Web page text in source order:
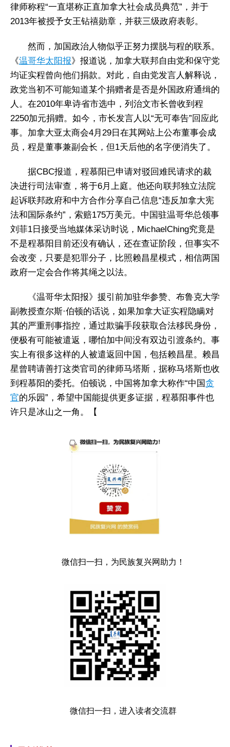
律师称程“一直堪称正直加拿大社会成员典范”，并于
2013年被授予女王钻禧勋章，并获三级政府表彰。
然而，加国政治人物似乎正努力摆脱与程的联系。
《温哥华太阳报》报道说，加拿大联邦自由党和保守党
均证实程曾向他们捐款。对此，自由党发言人解释说，
政党当初不可能知道某个捐赠者是否是外国政府通缉的
人。在2010年卑诗省市选中，列治文市长曾收到程
2250加元捐赠。如今，市长发言人以“无可奉告”回应此
事。加拿大亚太商会4月29日在其网站上公布董事会成
员，程是董事兼副会长，但1天后他的名字便消失了。
据CBC报道，程慕阳已申请对驳回难民请求的裁
决进行司法审查，将于6月上庭。他还向联邦独立法院
起诉联邦政府和中方合作分享自己信息“违反加拿大宪
法和国际条约”，索赔175万美元。中国驻温哥华总领事
刘菲1日接受当地媒体采访时说，MichaelChing究竟是
不是程慕阳目前还没有确认，还在查证阶段，但事实不
会改变，只要是犯罪分子，比照赖昌星模式，相信两国
政府一定会合作将其绳之以法。
《温哥华太阳报》援引前加驻华参赞、布鲁克大学
副教授查尔斯·伯顿的话说，如果加拿大证实程隐瞒对
其的严重刑事指控，通过欺骗手段获取合法移民身份，
便极有可能被遣返，哪怕加中间没有双边引渡条约。事
实上有很多这样的人被遣返回中国，包括赖昌星。赖昌
星曾聘请善打这类官司的律师马塔斯，据称马塔斯也收
到程慕阳的委托。伯顿说，中国将加拿大称作“中国贪
官的乐园”，希望中国能提供更多证据，程慕阳事件也
许只是冰山之一角。【
微信扫一扫，为民族复兴网助力！
微信扫一扫，进入读者交流群